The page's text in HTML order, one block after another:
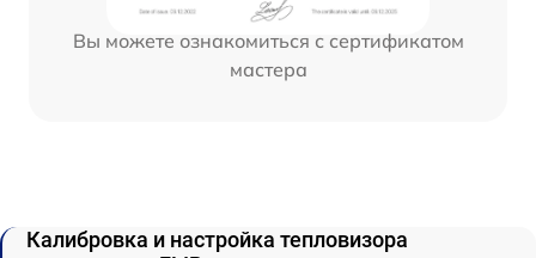
Вы можете ознакомиться с сертификатом
мастера
Калибровка и настройка тепловизора